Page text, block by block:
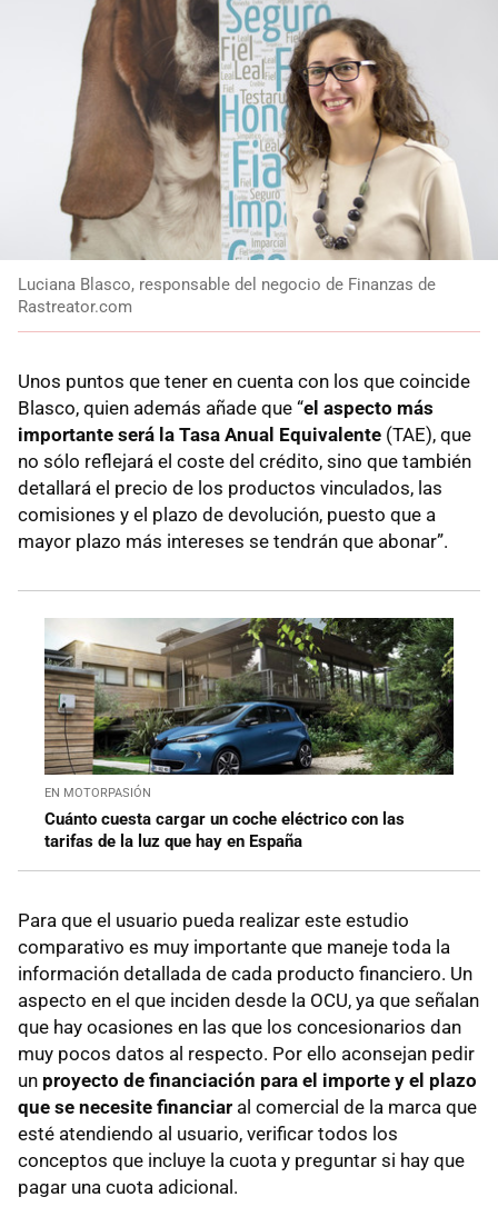
Luciana Blasco, responsable del negocio de Finanzas de
Rastreator.com
Unos puntos que tener en cuenta con los que coincide
Blasco, quien además añade que “el aspecto más
importante será la Tasa Anual Equivalente (TAE), que
no sólo reflejará el coste del crédito, sino que también
detallará el precio de los productos vinculados, las
comisiones y el plazo de devolución, puesto que a
mayor plazo más intereses se tendrán que abonar”.
EN MOTORPASIÓN
Cuánto cuesta cargar un coche eléctrico con las
tarifas de la luz que hay en España
Para que el usuario pueda realizar este estudio
comparativo es muy importante que maneje toda la
información detallada de cada producto financiero. Un
aspecto en el que inciden desde la OCU, ya que señalan
que hay ocasiones en las que los concesionarios dan
muy pocos datos al respecto. Por ello aconsejan pedir
un proyecto de financiación para el importe y el plazo
que se necesite financiar al comercial de la marca que
esté atendiendo al usuario, verificar todos los
conceptos que incluye la cuota y preguntar si hay que
pagar una cuota adicional.